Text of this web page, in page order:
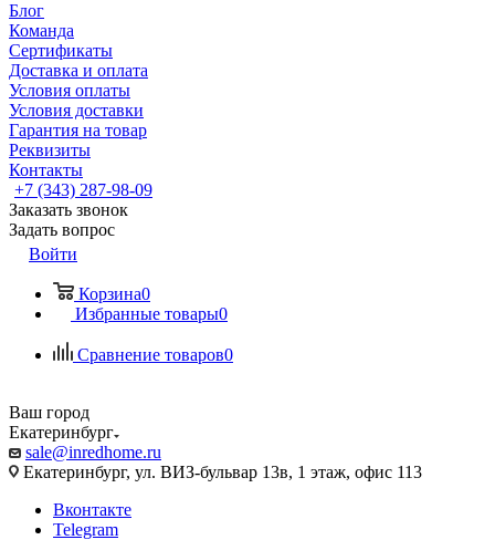
Блог
Команда
Сертификаты
Доставка и оплата
Условия оплаты
Условия доставки
Гарантия на товар
Реквизиты
Контакты
+7 (343) 287-98-09
Заказать звонок
Задать вопрос
Войти
Корзина0
Избранные товары0
Сравнение товаров0
Ваш город
Екатеринбург
sale@inredhome.ru
Екатеринбург, ул. ВИЗ-бульвар 13в, 1 этаж, офис 113
Вконтакте
Telegram